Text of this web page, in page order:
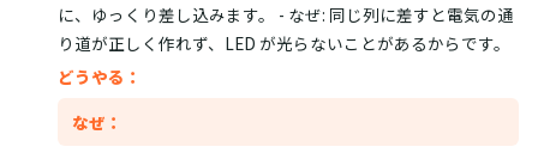
に、ゆっくり差し込みます。 - なぜ: 同じ列に差すと電気の通
り道が正しく作れず、LED が光らないことがあるからです。
どうやる：
なぜ：